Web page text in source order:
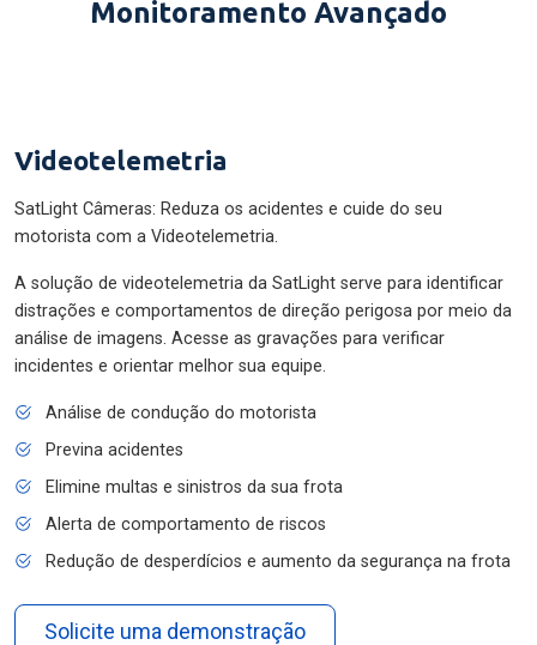
Monitoramento Avançado
Videotelemetria
SatLight Câmeras: Reduza os acidentes e cuide do seu
motorista com a Videotelemetria.
A solução de videotelemetria da SatLight serve para identificar
distrações e comportamentos de direção perigosa por meio da
análise de imagens. Acesse as gravações para verificar
incidentes e orientar melhor sua equipe.
Análise de condução do motorista
Previna acidentes
Elimine multas e sinistros da sua frota
Alerta de comportamento de riscos
Redução de desperdícios e aumento da segurança na frota
Solicite uma demonstração